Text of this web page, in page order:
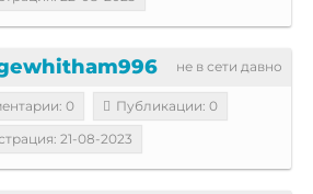
не в сети давно
0
Публикации: 0
21-08-2023